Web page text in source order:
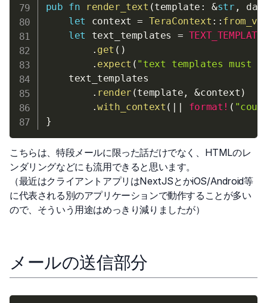
pub fn render_text (template : &str ,
let
context = TeraContext ::
let
text_templates =
. get ( )
. expect ( "text templates
    text_templates
. render (template , &context )
.with_context ( | | format! (
}
こちらは、特段メールに限った話だけでなく、HTMLのレ
ンダリングなどにも流用できると思います。
（最近はクライアントアプリはNextJSとかiOS/Android等
に代表される別のアプリケーションで動作することが多い
ので、そういう用途はめっきり減りましたが）
メールの送信部分